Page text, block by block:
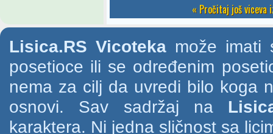
« Pročitaj još viceva
Lisica.RS Vicotekamože imati
posetioce ili se određenim
nema za cilj da uvredi bilo koga
osnovi. Sav sadržaj na
karaktera. Ni jedna sličnost sa